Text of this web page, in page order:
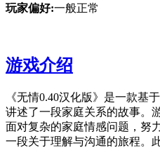
玩家偏好:一般正常
游戏介绍
《无情0.40汉化版》是一款基
讲述了一段家庭关系的故事。
面对复杂的家庭情感问题，努
一段关于理解与沟通的旅程。